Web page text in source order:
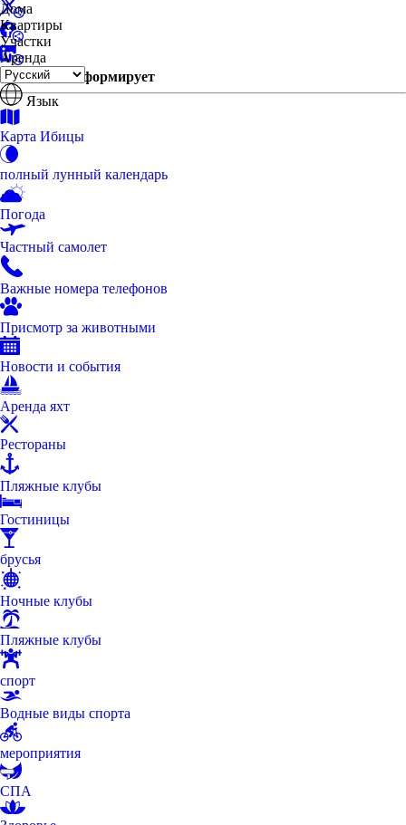
Дома
Квартиры
Участки
Аренда
Язык
Ibiza One Информирует
Карта Ибицы
полный лунный календарь
Погода
Частный самолет
Важные номера телефонов
Присмотр за животными
Новости и события
Аренда яхт
Рестораны
Пляжные клубы
Гостиницы
брусья
Ночные клубы
Пляжные клубы
спорт
Водные виды спорта
мероприятия
СПА